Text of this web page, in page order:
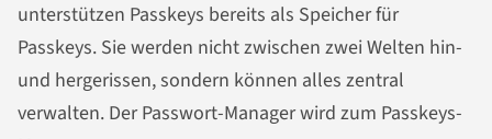
unterstützen Passkeys bereits als Speicher für
Passkeys. Sie werden nicht zwischen zwei Welten hin-
und hergerissen, sondern können alles zentral
verwalten. Der Passwort-Manager wird zum Passkeys-